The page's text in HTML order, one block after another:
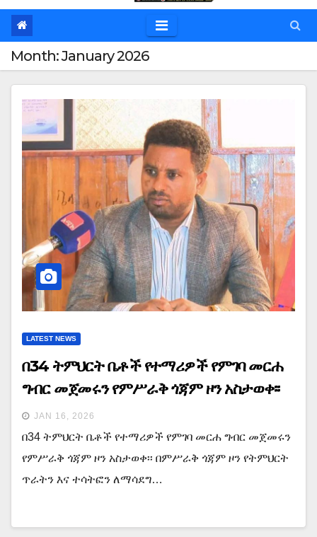
Month:January 2026
LATEST NEWS
በ34 ትምህርት ቤቶች የተማሪዎች የምገባ መርሐ
ግብር መጀመሩን የምሥራቅ ጎጃም ዞን አስታወቀ፡፡
JAN 16, 2026
በ34 ትምህርት ቤቶች የተማሪዎች የምገባ መርሐ ግብር መጀመሩን
የምሥራቅ ጎጃም ዞን አስታወቀ፡፡ በምሥራቅ ጎጃም ዞን የትምህርት
ጥራትን እና ተሳትፎን ለማሳደግ…